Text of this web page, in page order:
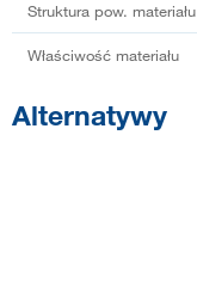
Struktura pow. materiału
Właściwość materiału
Alternatywy